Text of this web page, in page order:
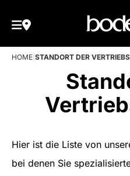
HOME STANDORT DER
Hier ist die Liste von
bei denen Sie